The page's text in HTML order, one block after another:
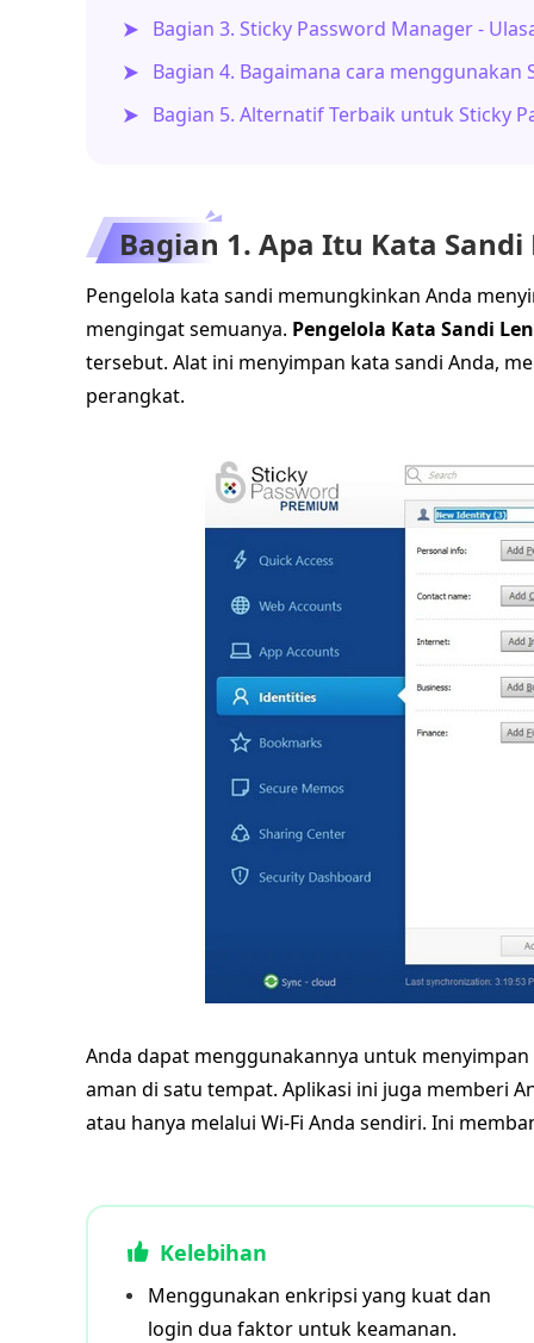
Bagian 3. Sticky Password Manager -
Bagian 4. Bagaimana cara menggunakan
Bagian 5. Alternatif Terbaik untuk Sticky
Bagian 1. Apa Itu Kata
Pengelola kata sandi memungkinkan Anda
mengingat semuanya. Pengelola Kata Sandi
tersebut. Alat ini menyimpan kata sandi Anda,
perangkat.
Anda dapat menggunakannya untuk
aman di satu tempat. Aplikasi ini juga memberi
atau hanya melalui Wi-Fi Anda sendiri. Ini
Kelebihan
Menggunakan enkripsi yang kuat dan
login dua faktor untuk keamanan.